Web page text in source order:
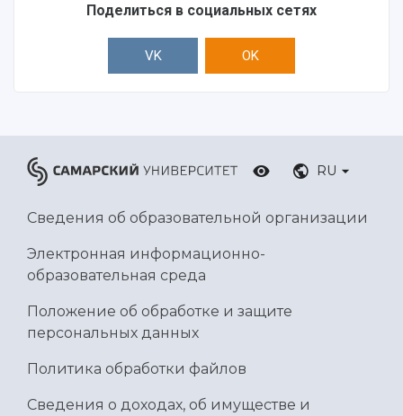
Поделиться в социальных сетях
VK OK
RU
Сведения об образовательной организации
Электронная информационно-
образовательная среда
Положение об обработке и защите
персональных данных
Политика обработки файлов
Сведения о доходах, об имуществе и